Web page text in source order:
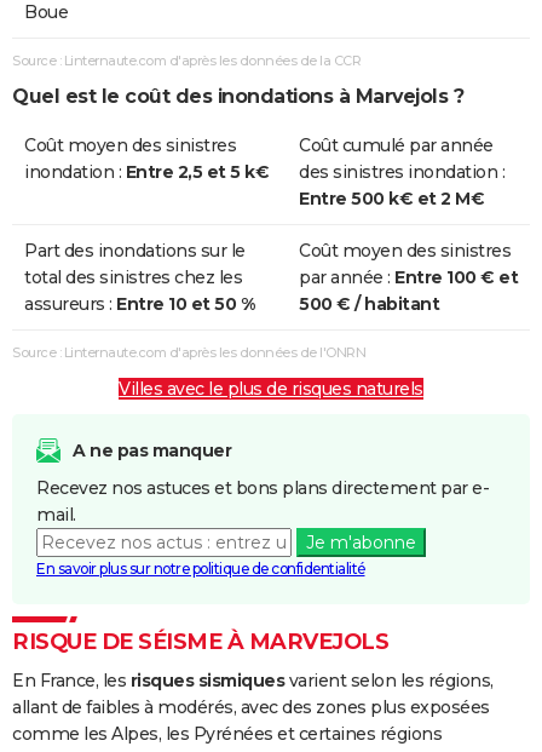
Boue
Source : Linternaute.com d'après les données de la CCR
Quel est le coût des inondations à Marvejols ?
Coût moyen des sinistres
inondation : Entre 2,5 et 5 k€
Coût cumulé par année
des sinistres inondation :
Entre 500 k€ et 2 M€
Part des inondations sur le
total des sinistres chez les
assureurs : Entre 10 et 50 %
Coût moyen des sinistres
par année : Entre 100 € et
500 € / habitant
Source : Linternaute.com d'après les données de l'ONRN
Villes avec le plus de risques naturels
A ne pas manquer
Recevez nos astuces et bons plans directement par e-
mail.
Je m'abonne
En savoir plus sur notre politique de confidentialité
RISQUE DE SÉISME À MARVEJOLS
En France, les risques sismiquesvarient selon les régions,
allant de faibles à modérés, avec des zones plus exposées
comme les Alpes, les Pyrénées et certaines régions